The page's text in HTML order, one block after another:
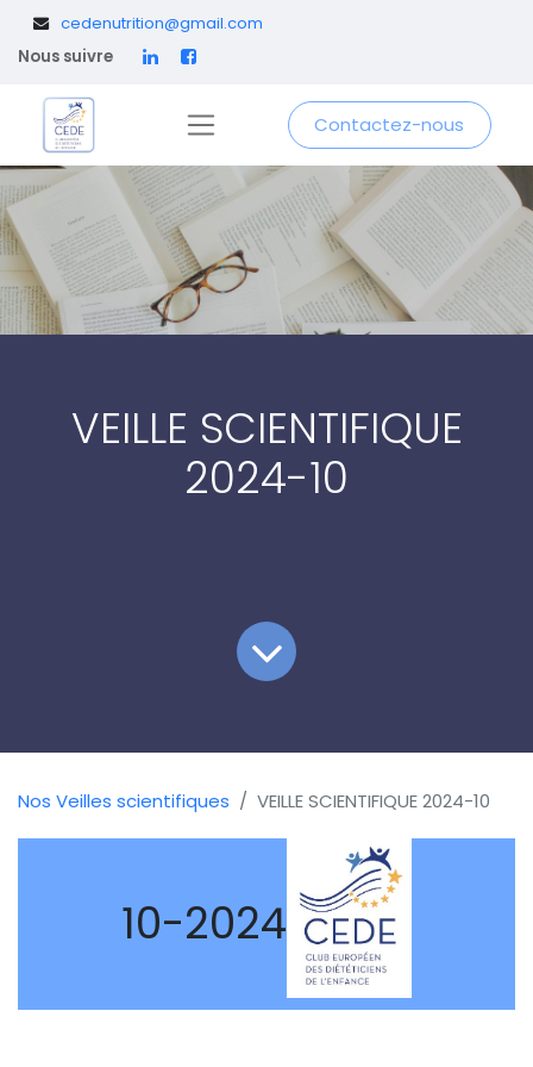
cedenutrition@gmail.com
Nous suivre
Contactez-nous
VEILLE SCIENTIFIQUE
2024-10
Nos Veilles scientifiques VEILLE SCIENTIFIQUE 2024-10
10-2024